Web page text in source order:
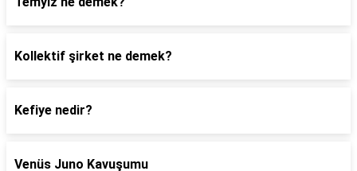
Kollektif şirket ne demek?
Kefiye nedir?
Venüs Juno Kavuşumu